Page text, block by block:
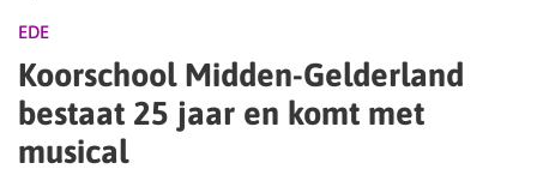
EDE
Koorschool Midden-Gelderland
bestaat 25 jaar en komt met
musical